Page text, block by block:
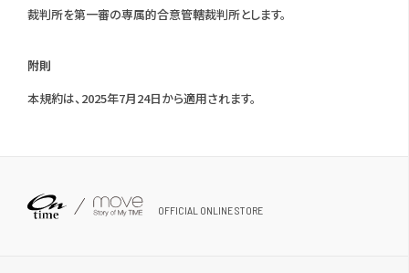
裁判所を第一審の専属的合意管轄裁判所とします。
附則
本規約は、2025年7月24日から適用されます。
OFFICIAL ONLINE STORE